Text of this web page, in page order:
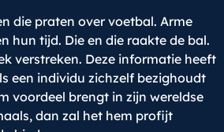
die praten over voetbal. Arme
hun tijd. Die en die raakte de bal.
verstreken. Deze informatie heeft
een individu zichzelf bezighoudt
voordeel brengt in zijn wereldse
dan zal het hem profijt